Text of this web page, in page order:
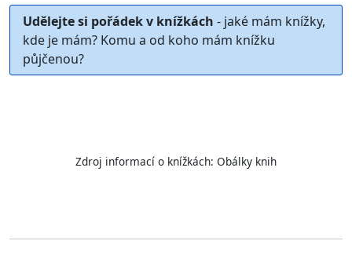
Udělejte si pořádek v knížkách - jaké mám knížky,
kde je mám? Komu a od koho mám knížku
půjčenou?
Zdroj informací o knížkách: Obálky knih